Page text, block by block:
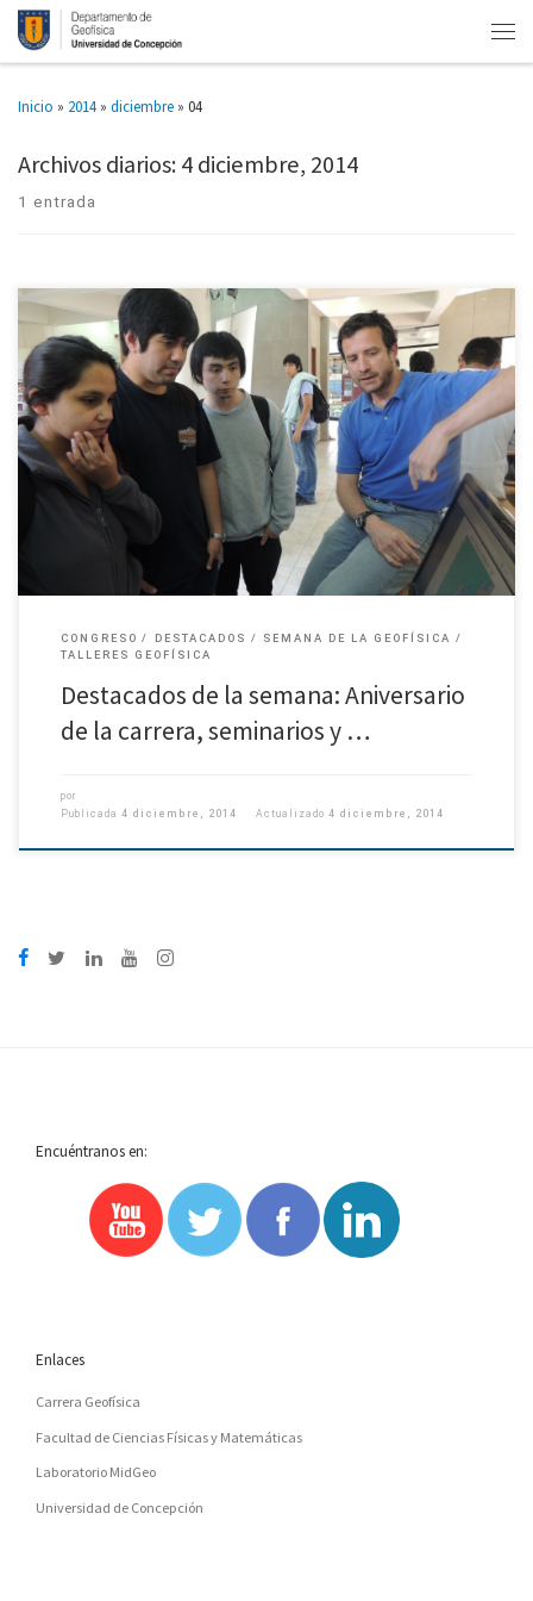
Inicio » 2014 » diciembre » 04
Archivos diarios:4 diciembre, 2014
1 entrada
Geofísica conmemoró su aniversario con una semana llena de actividades
Hace ya ocho años que la Universidad de Concepción emitió el decreto que
creaba la carrera de Geofísica en el […]
CONGRESO DESTACADOS
SEMANA DE LA GEOFÍSICA
TALLERES GEOFÍSICA
Destacados de la semana: Aniversario
de la carrera, seminarios y …
por
Publicada 4 diciembre, 2014 Actualizado 4 diciembre, 2014
Encuéntranos en:
Enlaces
Carrera Geofísica
Facultad de Ciencias Físicas y Matemáticas
Laboratorio MidGeo
Universidad de Concepción